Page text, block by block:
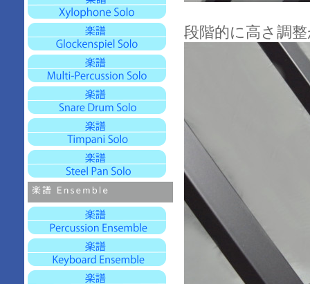
段階的に高さ調